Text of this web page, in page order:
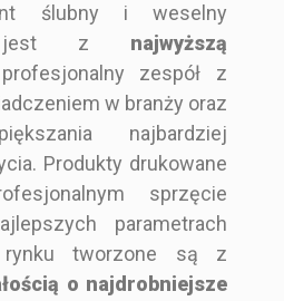
ślubny i weselny
jest z najwyższą
zespół z
w branży oraz
najbardziej
Produkty drukowane
sprzęcie
parametrach
rynku tworzone są z
o najdrobniejsze
Koło
Zawieszkę na al
kohol
Pojedyncza kart
a
3,00 zł 3,00 zł
Elegancki i
Glamour
Malowany
Niebieski Czarny
cm koło 8 cm koło 8 cm
Koło Koło
na
Zawieszkę
na alkohol
Zawieszkę na
alkohol